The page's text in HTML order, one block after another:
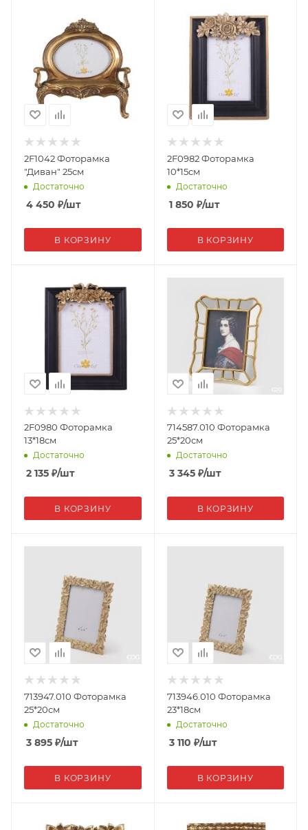
2F1042 Фоторамка
"Диван" 25см
Достаточно
4 450 ₽/шт
В КОРЗИНУ
2F0982 Фоторамка
10*15см
Достаточно
1 850 ₽/шт
В КОРЗИНУ
2F0980 Фоторамка
13*18см
Достаточно
2 135 ₽/шт
В КОРЗИНУ
714587.010 Фоторамка
25*20см
Достаточно
3 345₽/шт
В КОРЗИНУ
713947.010 Фоторамка
25*20см
Достаточно
3 895 ₽/шт
В КОРЗИНУ
713946.010 Фоторамка
23*18см
Достаточно
3 110 ₽/шт
В КОРЗИНУ